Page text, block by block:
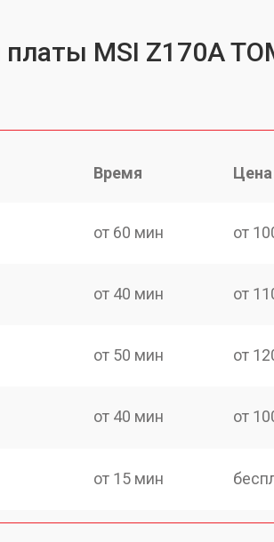
MSI Z170A
Время Цена
от 60 мин от
от 40 мин от
от 50 мин от
от 40 мин от
от 15 мин